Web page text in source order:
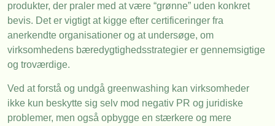
produkter, der praler med at være “grønne” uden konkret
bevis. Det er vigtigt at kigge efter certificeringer fra
anerkendte organisationer og at undersøge, om
virksomhedens bæredygtighedsstrategier er gennemsigtige
og troværdige.
Ved at forstå og undgå greenwashing kan virksomheder
ikke kun beskytte sig selv mod negativ PR og juridiske
problemer, men også opbygge en stærkere og mere